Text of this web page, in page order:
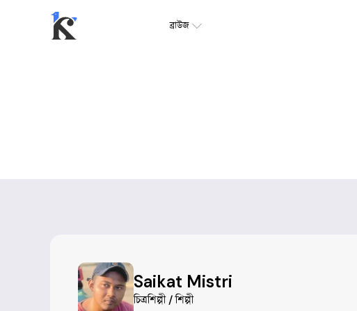
ব্রাউজ
Saikat Mistri
চিত্রশিল্পী / শিল্পী